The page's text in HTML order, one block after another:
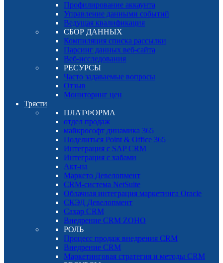
Профилирование аккаунта
Управление данными событий
Ведущая квалификация
СБОР ДАННЫХ
Компиляция списка рассылки
Парсинг данных веб-сайта
Веб-исследования
РЕСУРСЫ
Часто задаваемые вопросы
Отзыв
Мониторинг цен
Трясти
ПЛАТФОРМА
отдел продаж
майкрософт динамика 365
Поделиться Point & Office 365
Интеграция с SAP CRM
Интеграция с хабами
Акт-на
Маркето Девелопмент
CRM-система NetSuite
Облачная интеграция маркетинга Oracle
СКЭД Девелопмент
Сахар CRM
Внедрение CRM ZOHO
РОЛЬ
Процесс продаж внедрения CRM
Внедрение CRM
Маркетинговая стратегия и методы CRM